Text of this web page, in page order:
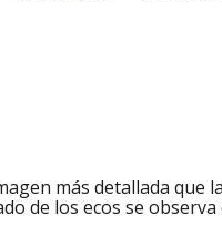
más detallada que
de los ecos se